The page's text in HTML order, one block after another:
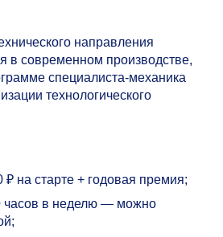
направления
в современном производстве,
специалиста-механика
технологического
₽ на старте + годовая премия;
часов в неделю — можно